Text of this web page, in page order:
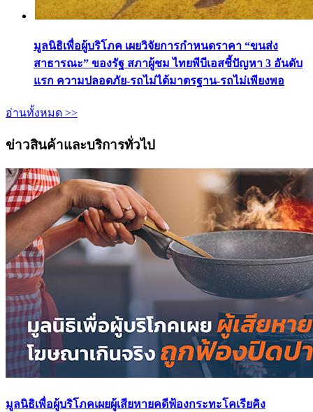
มูลนิธิเพื่อผู้บริโภค เผยวิจัยการกำหนดราคา “ขนส่ง
สาธารณะ” ของรัฐ สภาผู้ชม ไทยพีบีเอสชี้ปัญหา 3 อันดับ
แรก ความปลอดภัย-รถไม่ได้มาตรฐาน-รถไม่เพียงพอ
อ่านทั้งหมด >>
ข่าวสินค้าและบริการทั่วไป
มูลนิธิเพื่อผู้บริโภคเผยผู้เสียหายคดีฟ้องกระทะโคเรียคิง